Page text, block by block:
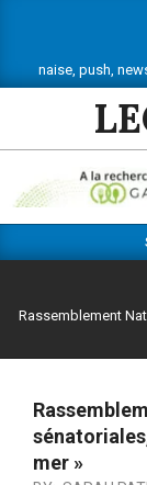
content
push, newsletter,
Navigation
Rassemblement
mer »